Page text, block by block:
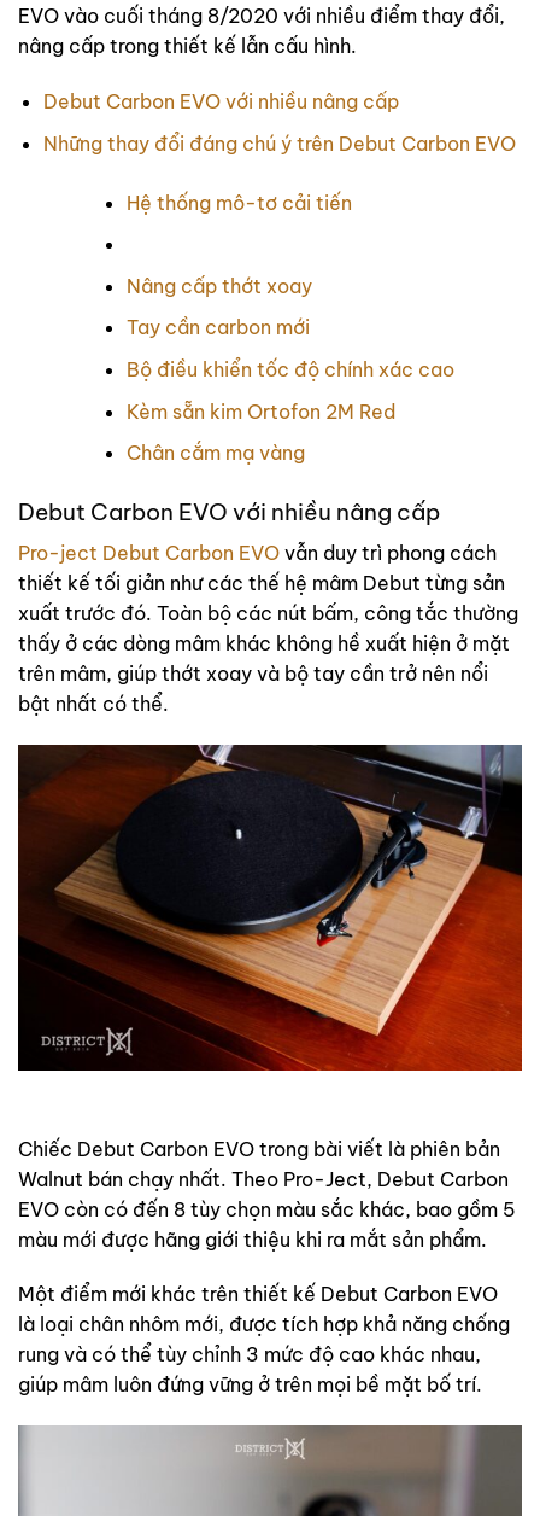
EVO vào cuối tháng 8/2020 với nhiều điểm thay đổi,
nâng cấp trong thiết kế lẫn cấu hình.
Debut Carbon EVO với nhiều nâng cấp
Những thay đổi đáng chú ý trên Debut Carbon EVO
Hệ thống mô-tơ cải tiến
Nâng cấp thớt xoay
Tay cần carbon mới
Bộ điều khiển tốc độ chính xác cao
Kèm sẵn kim Ortofon 2M Red
Chân cắm mạ vàng
Debut Carbon EVO với nhiều nâng cấp
Pro-ject Debut Carbon EVO vẫn duy trì phong cách
thiết kế tối giản như các thế hệ mâm Debut từng sản
xuất trước đó. Toàn bộ các nút bấm, công tắc thường
thấy ở các dòng mâm khác không hề xuất hiện ở mặt
trên mâm, giúp thớt xoay và bộ tay cần trở nên nổi
bật nhất có thể.
Chiếc Debut Carbon EVO trong bài viết là phiên bản
Walnut bán chạy nhất. Theo Pro-Ject, Debut Carbon
EVO còn có đến 8 tùy chọn màu sắc khác, bao gồm 5
màu mới được hãng giới thiệu khi ra mắt sản phẩm.
Một điểm mới khác trên thiết kế Debut Carbon EVO
là loại chân nhôm mới, được tích hợp khả năng chống
rung và có thể tùy chỉnh 3 mức độ cao khác nhau,
giúp mâm luôn đứng vững ở trên mọi bề mặt bố trí.